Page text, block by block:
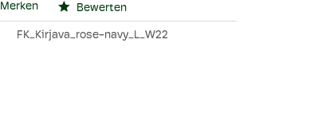
Merken Bewerten
FK_Kirjava_rose-navy_L_W22